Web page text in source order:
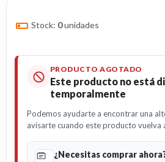
Stock: 0unidades
PRODUCTO AGOTADO
Este producto no está
temporalmente
Podemos ayudarte a encontrar una
avisarte cuando este producto vuelva
¿Necesitas comprar